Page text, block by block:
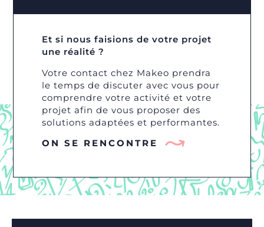
Et si nous faisions de votre projet
une réalité ?
Votre contact chez Makeo prendra
le temps de discuter avec vous pour
comprendre votre activité et votre
projet afin de vous proposer des
solutions adaptées et performantes.
ON SE RENCONTRE